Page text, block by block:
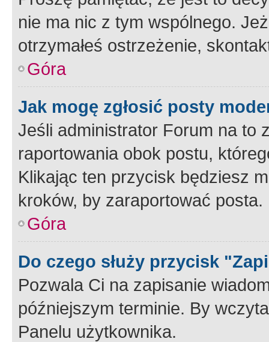
nie ma nic z tym wspólnego.
otrzymałeś ostrzeżenie,
Góra
Jak mogę zgłosić posty
Jeśli administrator Forum na to
raportowania obok postu,
Klikając ten przycisk będziesz
kroków, by zaraportować posta.
Góra
Do czego służy przycisk
Pozwala Ci na zapisanie
późniejszym terminie. By
Panelu użytkownika.